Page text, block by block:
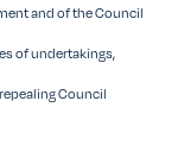
and of the Council
of undertakings,
Council